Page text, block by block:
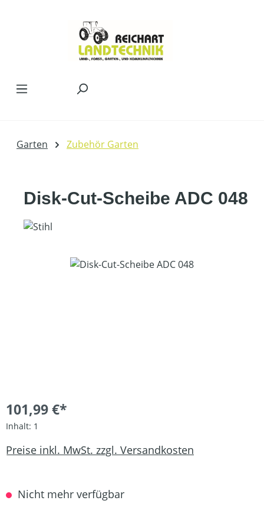
Garten Zubehör Garten
Disk-Cut-Scheibe ADC 048
Bildergalerie überspringen
101,99 €*
Inhalt: 1
Preise inkl. MwSt. zzgl. Versandkosten
Nicht mehr verfügbar